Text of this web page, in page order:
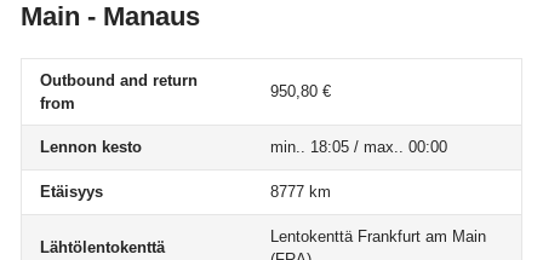
Main - Manaus
Outbound and return
from
950,80 €
Lennon kesto min.. 18:05 / max.. 00:00
Etäisyys 8777 km
Lähtölentokenttä
Lentokenttä Frankfurt am Main